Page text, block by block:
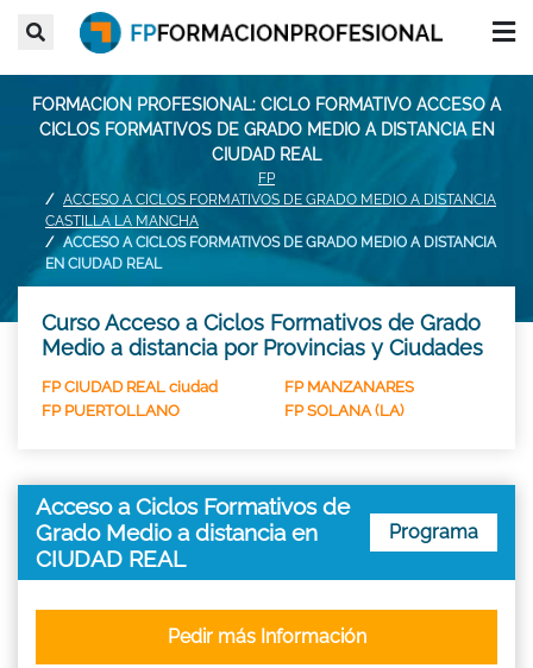
FORMACION PROFESIONAL: CICLO FORMATIVO ACCESO A
CICLOS FORMATIVOS DE GRADO MEDIO A DISTANCIA EN
CIUDAD REAL
FP
ACCESO A CICLOS FORMATIVOS DE GRADO MEDIO A DISTANCIA
CASTILLA LA MANCHA
ACCESO A CICLOS FORMATIVOS DE GRADO MEDIO A DISTANCIA
EN CIUDAD REAL
Curso Acceso a Ciclos Formativos de Grado
Medio a distancia por Provincias y Ciudades
FP CIUDAD REAL ciudad
FP MANZANARES
FP PUERTOLLANO
FP SOLANA (LA)
Acceso a Ciclos Formativos de
Grado Medio a distancia en
CIUDAD REAL
Programa
Pedir más Información